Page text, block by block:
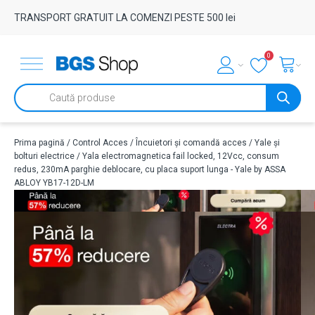
TRANSPORT GRATUIT LA COMENZI PESTE 500 lei
0
Products
search
Prima pagină / Control Acces / Încuietori și comandă acces / Yale și
bolturi electrice / Yala electromagnetica fail locked, 12Vcc, consum
redus, 230mA parghie deblocare, cu placa suport lunga - Yale by ASSA
ABLOY YB17-12D-LM